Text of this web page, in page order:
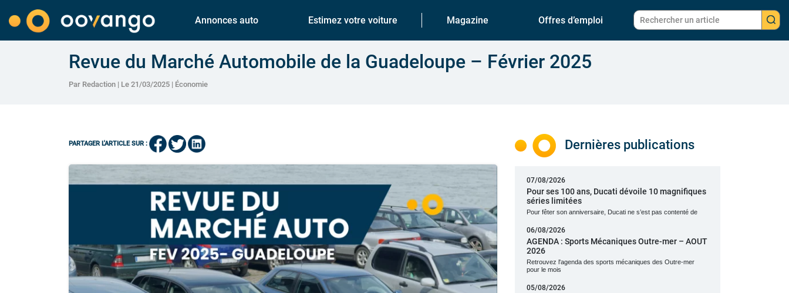
Annonces auto Estimez votre voiture Magazine Offres d’emploi
Revue du Marché Automobile de la Guadeloupe – Février 2025
Par Redaction | Le 21/03/2025 | Économie
PARTAGER L'ARTICLE SUR : Dernières publications
07/08/2026
Pour ses 100 ans, Ducati dévoile 10 magnifiques
séries limitées
Pour fêter son anniversaire, Ducati ne s’est pas contenté de
06/08/2026
AGENDA : Sports Mécaniques Outre-mer – AOUT
2026
Retrouvez l'agenda des sports mécaniques des Outre-mer
pour le mois
05/08/2026